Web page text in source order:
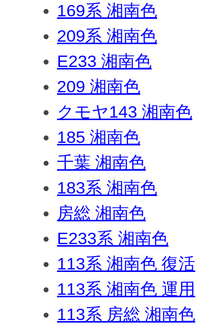
169系 湘南色
209系 湘南色
E233 湘南色
209 湘南色
クモヤ143 湘南色
185 湘南色
千葉 湘南色
183系 湘南色
房総 湘南色
E233系 湘南色
113系 湘南色 復活
113系 湘南色 運用
113系 房総 湘南色